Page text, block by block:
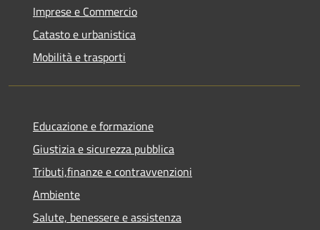
Imprese e Commercio
Catasto e urbanistica
Mobilità e trasporti
Educazione e formazione
Giustizia e sicurezza pubblica
Tributi,finanze e contravvenzioni
Ambiente
Salute, benessere e assistenza